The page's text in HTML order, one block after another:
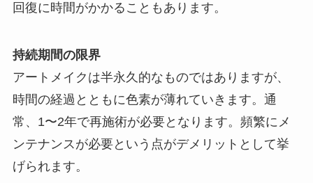
回復に時間がかかることもあります。
持続期間の限界
アートメイクは半永久的なものではありますが、
時間の経過とともに色素が薄れていきます。通
常、1〜2年で再施術が必要となります。頻繁にメ
ンテナンスが必要という点がデメリットとして挙
げられます。